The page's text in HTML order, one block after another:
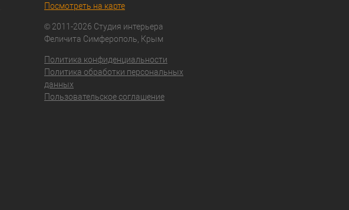
Посмотреть на карте
© 2011-2026 Студия интерьера
Феличита Симферополь, Крым
Политика конфиденциальности
Политика обработки персональных
данных
Пользовательское соглашение